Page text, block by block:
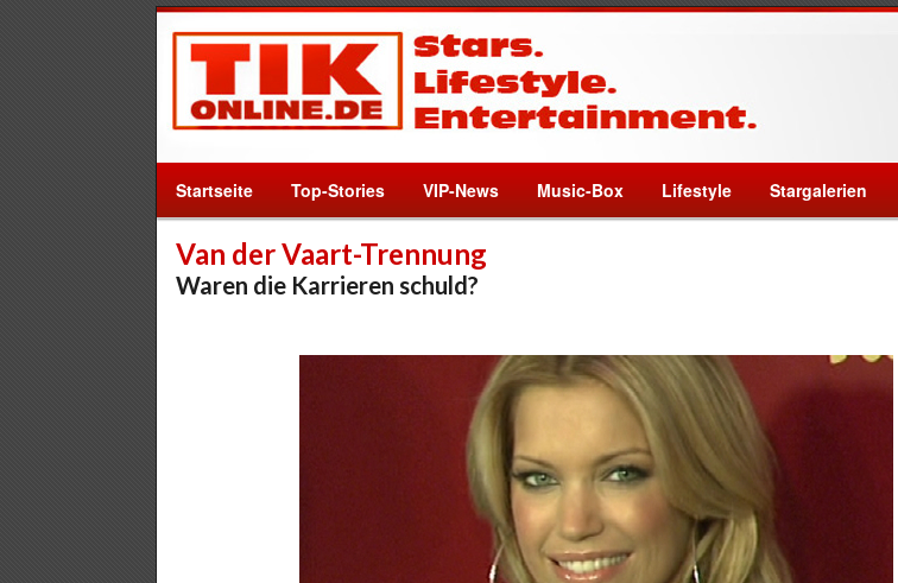
Startseite Top-Stories VIP-News Music-Box Lifestyle Stargalerien
Van der Vaart-Trennung
Waren die Karrieren schuld?